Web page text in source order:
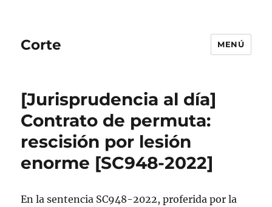
Corte MENÚ
[Jurisprudencia al día]
Contrato de permuta:
rescisión por lesión
enorme [SC948-2022]
En la sentencia SC948-2022, proferida por la